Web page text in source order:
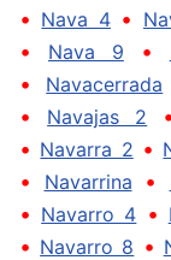
• Nava 4•
• Nava 9 •
• Navacerrada
• Navajas 2
• Navarra 2 •
• Navarrina •
• Navarro 4 •
• Navarro 8 •